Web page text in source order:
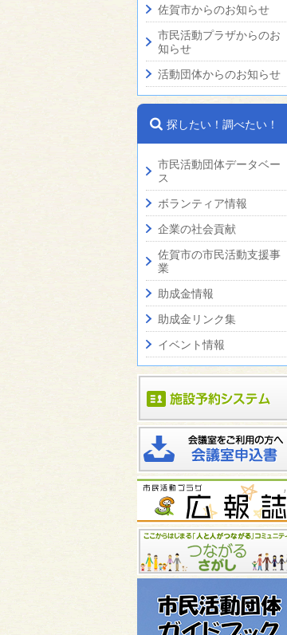
佐賀市からのお知らせ
市民活動プラザからのお
知らせ
活動団体からのお知らせ
探したい！調べたい！
市民活動団体データベー
ス
ボランティア情報
企業の社会貢献
佐賀市の市民活動支援事
業
助成金情報
助成金リンク集
イベント情報